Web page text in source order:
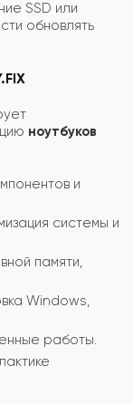
SSD или
обновлять
ноутбуков
и
системы и
памяти,
Windows,
работы.